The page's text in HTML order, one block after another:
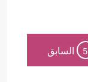
5 السابق